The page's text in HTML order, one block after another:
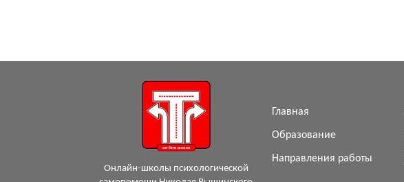
Онлайн-школы психологической
Главная
Образование
Направления работы